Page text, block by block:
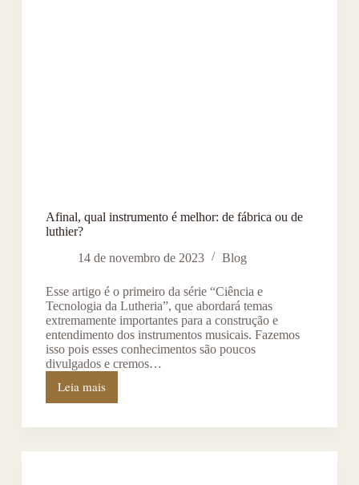
Afinal, qual instrumento é melhor: de fábrica ou de
luthier?
14 de novembro de 2023
Blog
Esse artigo é o primeiro da série “Ciência e
Tecnologia da Lutheria”, que abordará temas
extremamente importantes para a construção e
entendimento dos instrumentos musicais. Fazemos
isso pois esses conhecimentos são poucos
divulgados e cremos…
Leia mais